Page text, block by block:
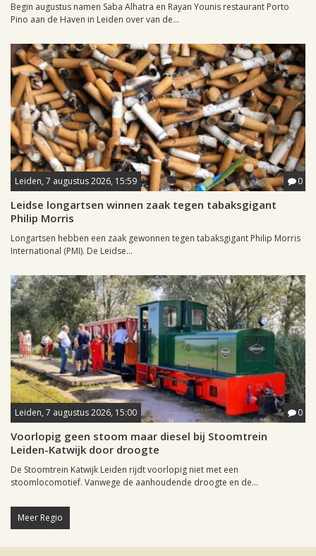
Begin augustus namen Saba Alhatra en Rayan Younis restaurant Porto
Pino aan de Haven in Leiden over van de...
Leiden, 7 augustus 2026, 15:59 0
Leidse longartsen winnen zaak tegen tabaksgigant
Philip Morris
Longartsen hebben een zaak gewonnen tegen tabaksgigant Philip Morris
International (PMI). De Leidse...
Leiden, 7 augustus 2026, 15:00 0
Voorlopig geen stoom maar diesel bij Stoomtrein
Leiden-Katwijk door droogte
De Stoomtrein Katwijk Leiden rijdt voorlopig niet met een
stoomlocomotief. Vanwege de aanhoudende droogte en de...
Meer Regio